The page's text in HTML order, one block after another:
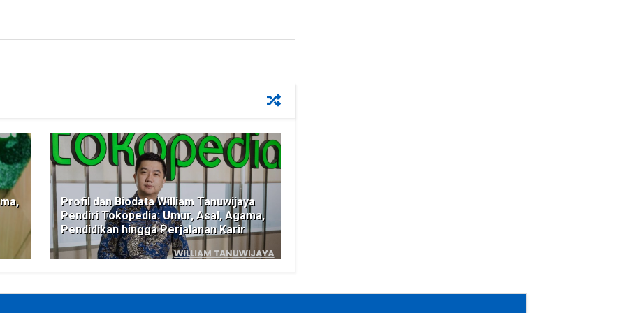
Profil dan Biodata William Tanuwijaya
Pendiri Tokopedia: Umur, Asal, Agama,
Pendidikan hingga Perjalanan Karir